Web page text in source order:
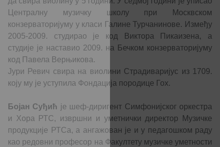
Централну музичку школу при Москвском
конзерваторијуму у класи Галине Турчанинове. Између
2005-2009. студирао је код Виктора Пикаизена, а
студије је наставио 2009. на Бечком конзерваторијуму
код Павела Верњикова.
Јури Ревич свира на виолини Страдиваријус из 1709.
коју му је уступила Фондација породице Гох.
Бојан Суђић је шеф-диригент Симфонијског оркестра
и Хора РТС, извршни и уметнички директор Музичке
продукције РТСa, а ангажован је и у педагошком раду
као редовни професор на Факултету музичке уметности